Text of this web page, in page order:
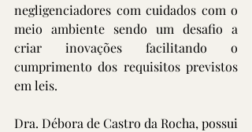
negligenciadores com cuidados com o
meio ambiente sendo um desafio a
criar inovações facilitando o
cumprimento dos requisitos previstos
em leis.
Dra. Débora de Castro da Rocha, possui